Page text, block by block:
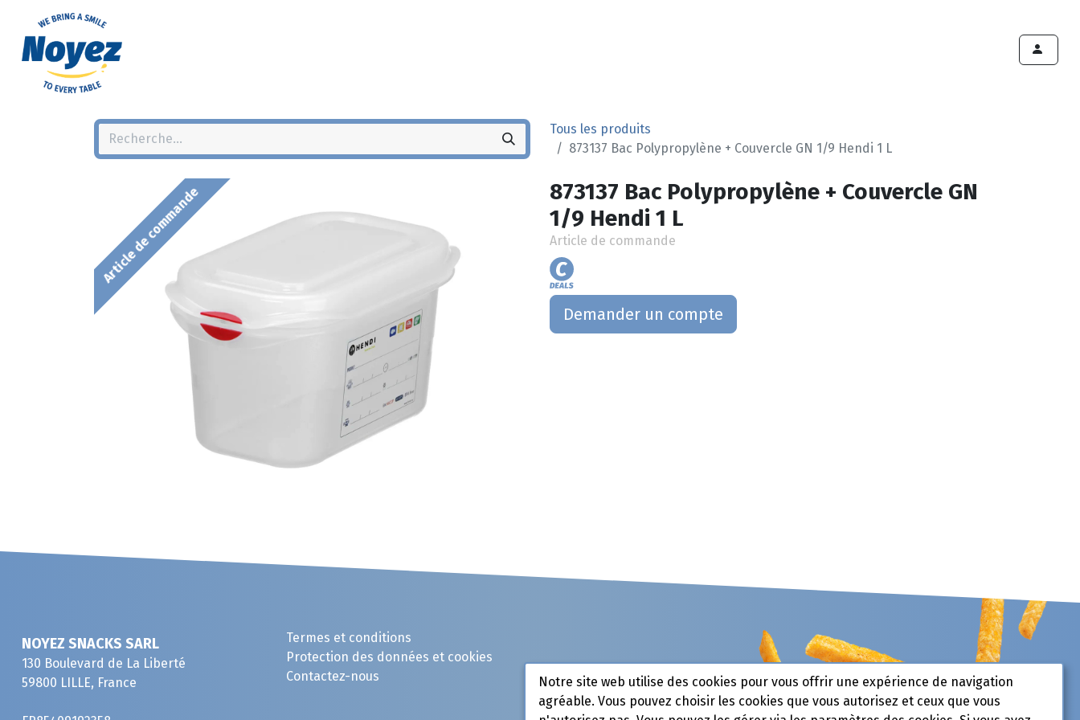
Tous les produits
873137 Bac Polypropylène + Couvercle GN 1/9 Hendi 1 L
Article de commande
873137 Bac Polypropylène + Couvercle GN
1/9 Hendi 1 L
Article de commande
Demander un compte
NOYEZ SNACKS SARL
130 Boulevard de La Liberté
59800 LILLE, France
Termes et conditions
Protection des données et cookies
Contactez-nous
Notre site web utilise des cookies pour vous offrir une expérience de navigation
agréable. Vous pouvez choisir les cookies que vous autorisez et ceux que vous